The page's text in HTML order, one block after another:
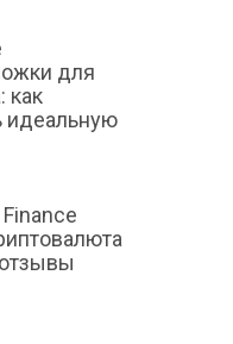
для
как
идеальную